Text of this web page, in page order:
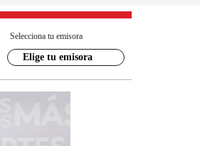
Selecciona tu emisora
Elige tu emisora